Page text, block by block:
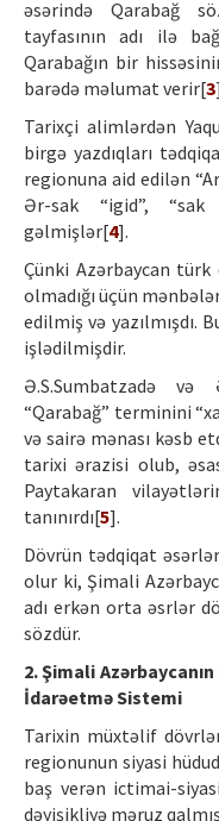
əsərində Qarabağ
tayfasının adı ilə
Qarabağın bir
barədə məlumat verir[3
Tarixçi alimlərdən
birgə yazdıqları
regionuna aid edilən
Ər-sak “igid”,
gəlmişlər[4].
Çünki Azərbaycan
olmadığı üçün
edilmiş və yazılmışdı.
işlədilmişdir.
Ə.S.Sumbatzadə və
“Qarabağ” terminini
və sairə mənası kəsb
tarixi ərazisi olub,
Paytakaran
tanınırdı[5].
Dövrün tədqiqat
olur ki, Şimali
adı erkən orta əsrlər
sözdür.
2. Şimali
İdarəetmə Sistemi
Tarixin müxtəlif
regionunun siyasi
baş verən ictimai-
dəyişikliyə məruz